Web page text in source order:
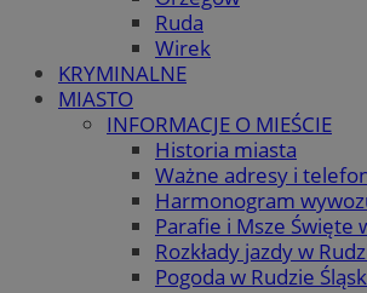
Ruda
Wirek
KRYMINALNE
MIASTO
INFORMACJE O MIEŚCIE
Historia miasta
Ważne adresy i
Harmonogram
Parafie i Msze Święte
Rozkłady jazdy w
Pogoda w Rudzie